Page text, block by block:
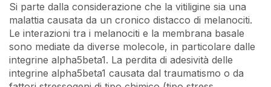
Si parte dalla considerazione che la vitiligine sia una
malattia causata da un cronico distacco di melanociti.
Le interazioni tra i melanociti e la membrana basale
sono mediate da diverse molecole, in particolare dalle
integrine alpha5beta1. La perdita di adesività delle
integrine alpha5beta1 causata dal traumatismo o da